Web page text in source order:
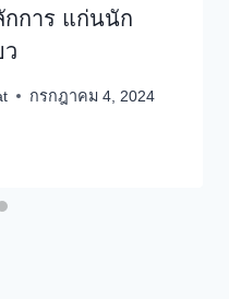
กการ แก่นนัก
กรกฎาคม 4, 2024